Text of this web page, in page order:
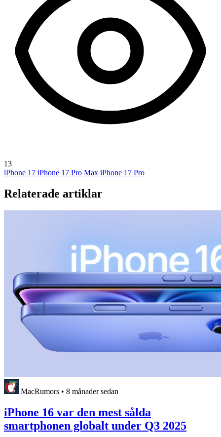
13
iPhone 17 iPhone 17 Pro Max iPhone 17 Pro
Relaterade artiklar
MacRumors • 8 månader sedan
iPhone 16 var den mest sålda
smartphonen globalt under Q3 2025